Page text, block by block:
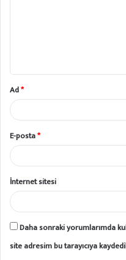
Ad*
E-posta*
İnternet sitesi
Daha sonraki yorumlarımda
site adresim bu tarayıcıya